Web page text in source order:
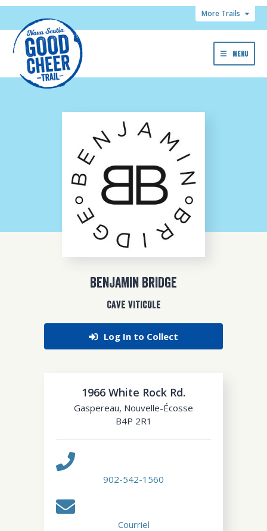
More Trails
MENU
BENJAMIN BRIDGE
CAVE VITICOLE
Log In to Collect
1966 White Rock Rd.
Gaspereau, Nouvelle-Écosse
B4P 2R1
902-542-1560
Courriel